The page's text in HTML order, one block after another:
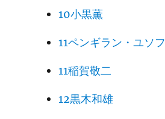
10小黒薫
11ペンギラン・ユソフ
11稲賀敬二
12黒木和雄